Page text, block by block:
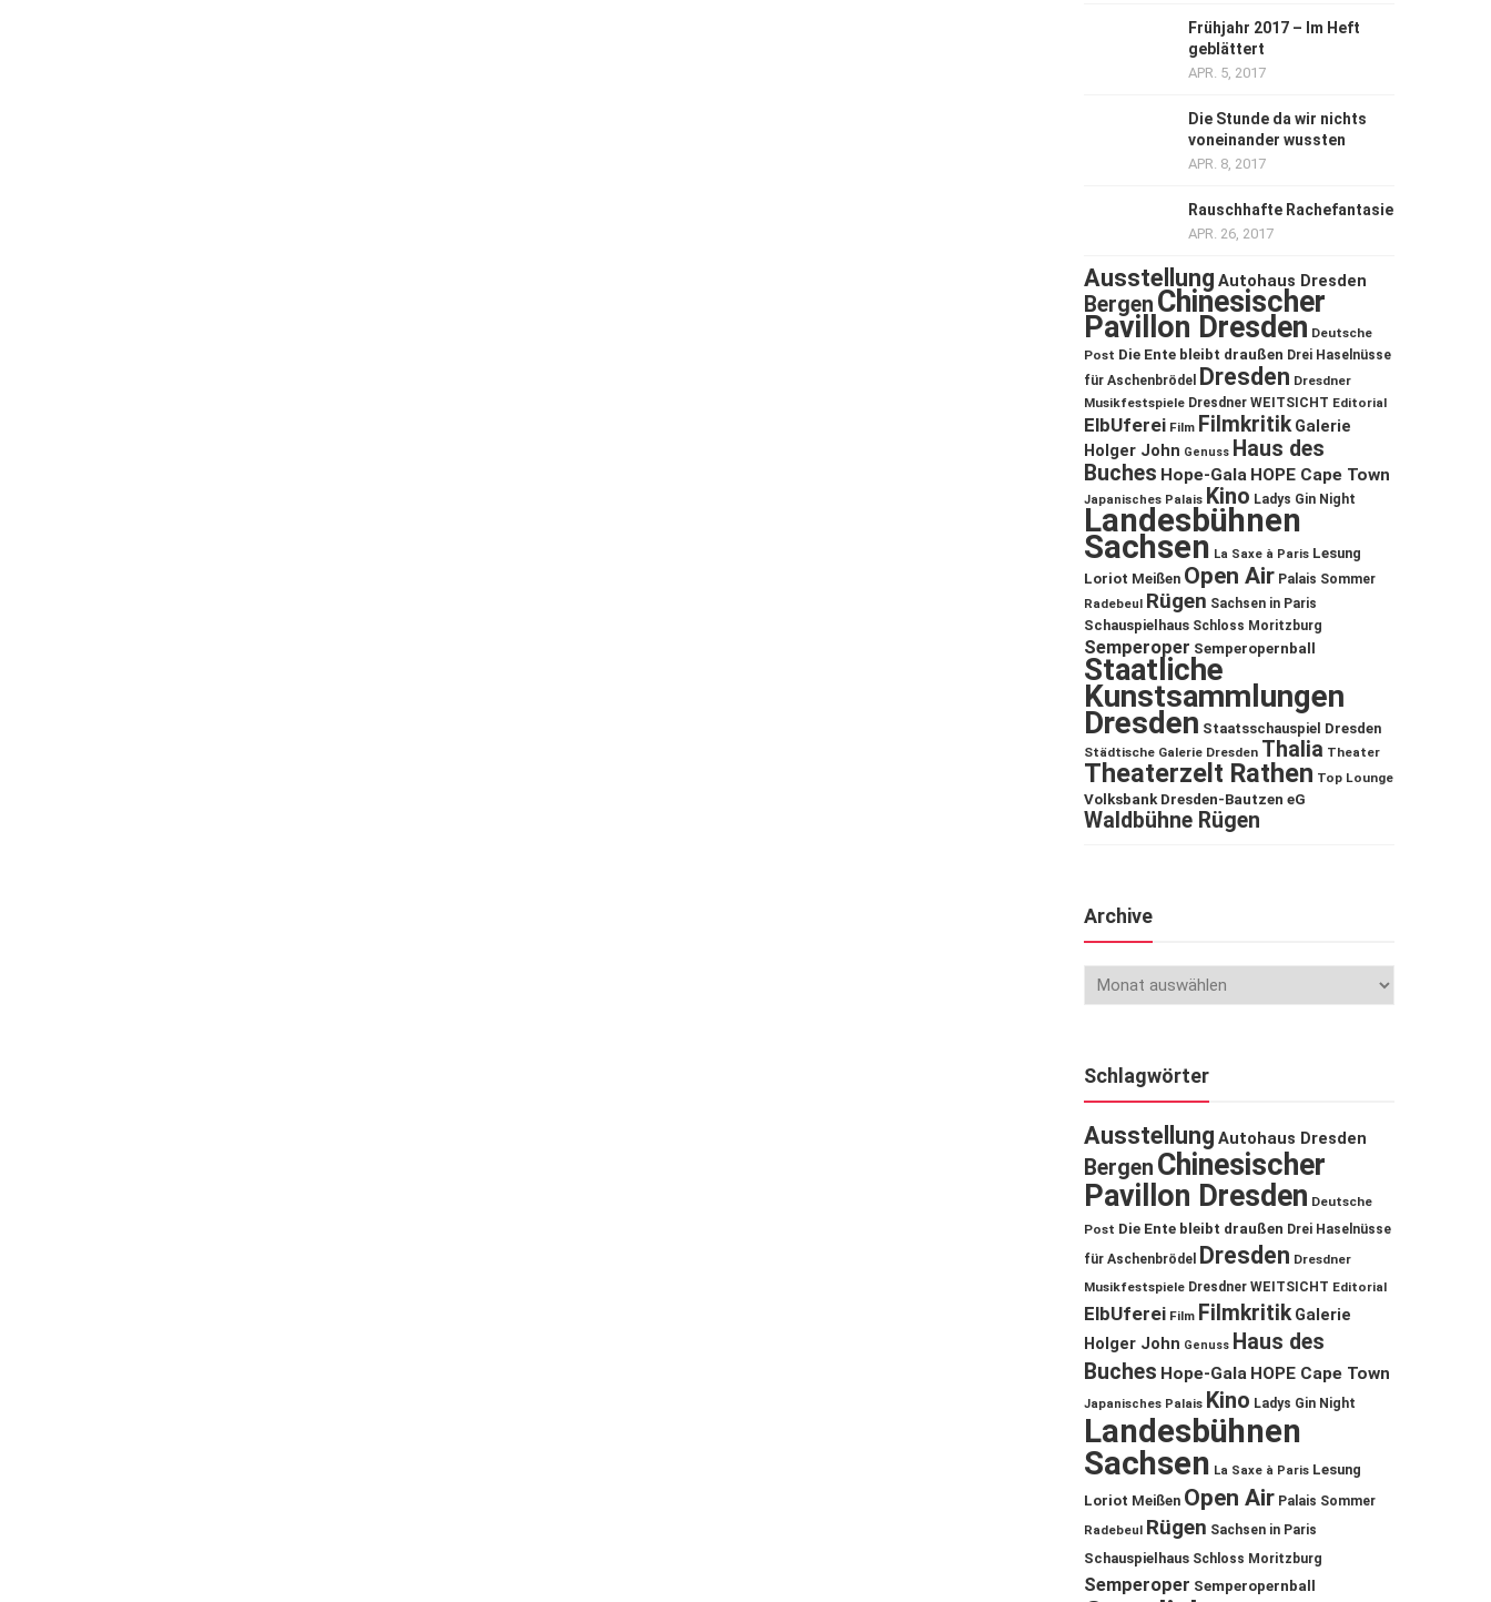
Frühjahr 2017 – Im Heft
geblättert
APR. 5, 2017
Die Stunde da wir nichts
voneinander wussten
APR. 8, 2017
Rauschhafte Rachefantasie
APR. 26, 2017
Ausstellung Autohaus Dresden
Bergen Chinesischer
Pavillon Dresden Deutsche
Post Die Ente bleibt draußen Drei Haselnüsse
für Aschenbrödel
Dresden Dresdner
Musikfestspiele Dresdner WEITSICHT Editorial
ElbUferei Film Filmkritik Galerie
Holger John Genuss Haus des
Buches Hope-Gala HOPE Cape Town
Japanisches Palais Kino Ladys Gin Night
Landesbühnen
Sachsen La Saxe à Paris Lesung
Loriot Meißen Open Air Palais Sommer
Radebeul Rügen Sachsen in Paris
Schauspielhaus Schloss Moritzburg
Semperoper Semperopernball
Staatliche
Kunstsammlungen
Dresden Staatsschauspiel Dresden
Städtische Galerie Dresden Thalia Theater
Theaterzelt Rathen Top Lounge
Volksbank Dresden-Bautzen eG
Waldbühne Rügen
Archive
Schlagwörter
Ausstellung Autohaus Dresden
Bergen Chinesischer
Pavillon Dresden Deutsche
Post Die Ente bleibt draußen Drei Haselnüsse
für Aschenbrödel
Dresden Dresdner
Musikfestspiele Dresdner WEITSICHT Editorial
ElbUferei Film Filmkritik Galerie
Holger John Genuss Haus des
Buches Hope-Gala HOPE Cape Town
Japanisches Palais Kino Ladys Gin Night
Landesbühnen
Sachsen La Saxe à Paris Lesung
Loriot Meißen Open Air Palais Sommer
Radebeul Rügen Sachsen in Paris
Schauspielhaus Schloss Moritzburg
Semperoper Semperopernball